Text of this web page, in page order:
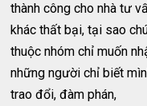
thành công cho nhà tư
khác thất bại, tại sao
thuộc nhóm chỉ muốn
những người chỉ biết
trao đổi, đàm phán,